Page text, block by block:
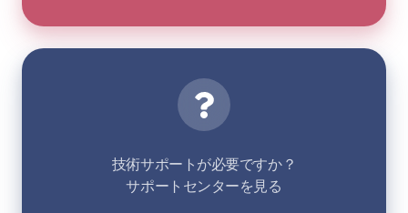
技術サポートが必要ですか？
サポートセンターを見る
ポ
ー
ト